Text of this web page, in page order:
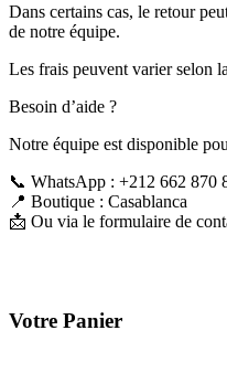
Dans certains cas, le retour
de notre équipe.
Les frais peuvent varier selon
Besoin d’aide ?
Notre équipe est disponible
📞 WhatsApp : +212 662 870
📍 Boutique : Casablanca
📩 Ou via le formulaire de
Votre Panier